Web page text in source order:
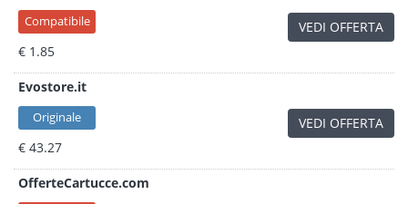
Compatibile
€ 1.85
VEDI OFFERTA
Evostore.it
Originale
€ 43.27
VEDI OFFERTA
OfferteCartucce.com